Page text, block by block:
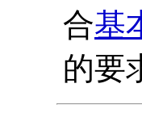
合基
的要